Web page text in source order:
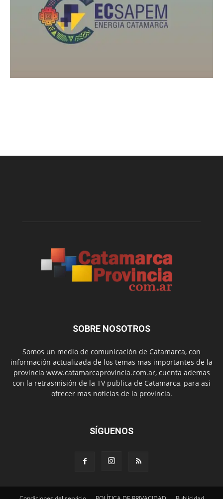
SOBRE NOSOTROS
Somos un medio de comunicación de Catamarca, con
información actualizada de los temas mas importantes de la
provincia www.catamarcaprovincia.com.ar, cuenta ademas
con la retrasmisión de la TV publica de Catamarca, para asi
ofrecer mas noticias de la provincia.
SÍGUENOS